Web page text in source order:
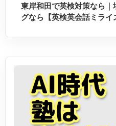
東岸和田で英検対策なら
グなら【英検英会話ミライ